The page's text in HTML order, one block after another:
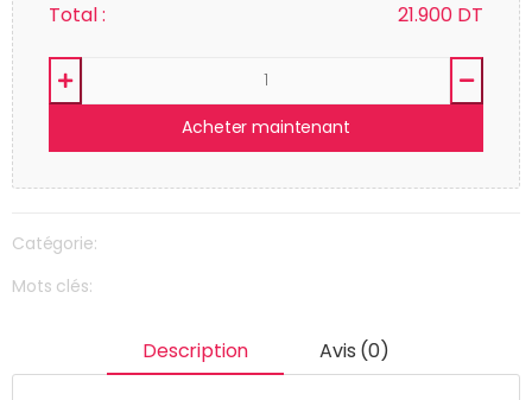
Total : 21.900 DT
Acheter maintenant
Catégorie:
Mots clés:
Description Avis (0)